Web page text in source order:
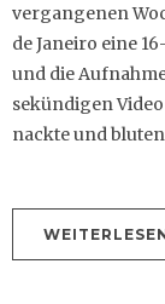
vergangenen
de Janeiro eine
und die
sekündigen
nackte und